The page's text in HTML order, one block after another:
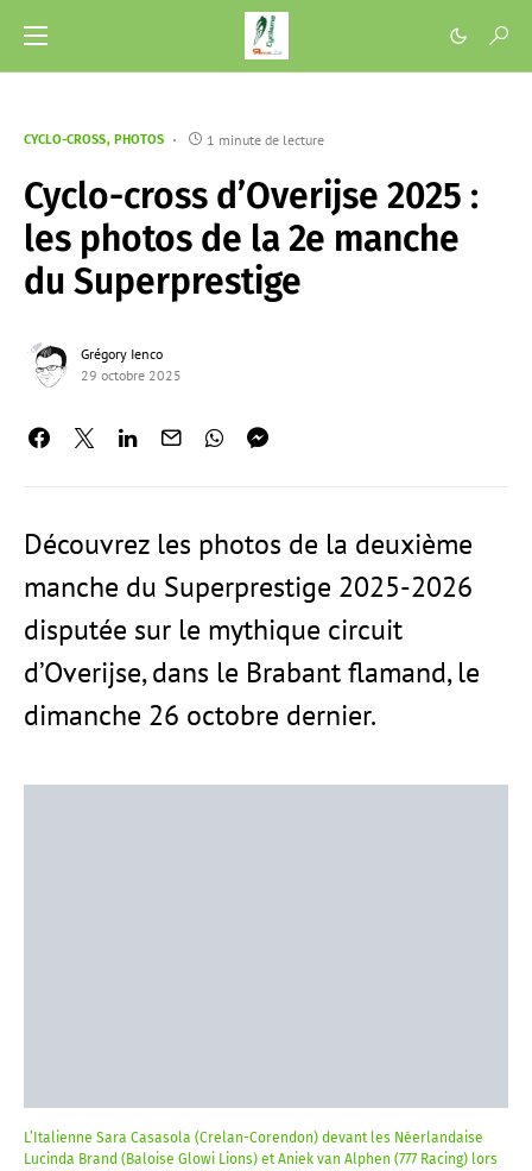
CYCLO-CROSS PHOTOS 1 minute de lecture
Cyclo-cross d’Overijse 2025 :
les photos de la 2e manche
du Superprestige
Grégory Ienco
29 octobre 2025
Découvrez les photos de la deuxième
manche du Superprestige 2025-2026
disputée sur le mythique circuit
d’Overijse, dans le Brabant flamand, le
dimanche 26 octobre dernier.
L’Italienne Sara Casasola (Crelan-Corendon) devant les Néerlandaise
Lucinda Brand (Baloise Glowi Lions) et Aniek van Alphen (777 Racing) lors